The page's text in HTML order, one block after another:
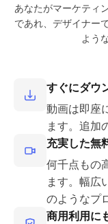
あなたがマーケティ
であれ、デザイナー
よう
すぐにダウ
動画は即座
ます。追加
充実した無
何千点もの
ます。幅広
のようなプ
商用利用に